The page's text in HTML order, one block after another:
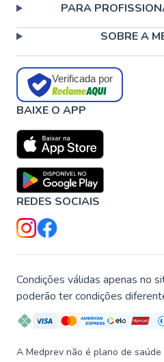
PARA
SOBRE A
Verificada por
BAIXE O APP
REDES SOCIAIS
Condições válidas apenas no
poderão ter condições
A Medprev não é plano de